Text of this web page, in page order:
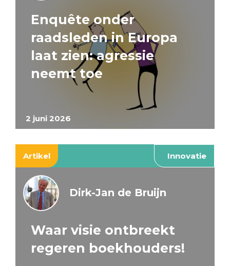
2 juni 2026
Enquête onder
raadsleden in Europa
laat zien: agressie
neemt toe
Artikel Innovatie
Dirk-Jan de Bruijn
Waar visie ontbreekt
regeren boekhouders!